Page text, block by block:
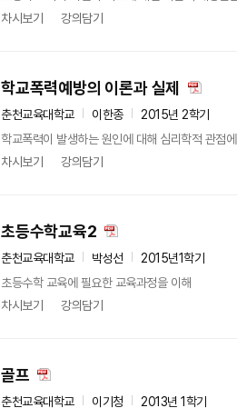
차시보기
강의담기
학교폭력예방의 이론과 실제
춘천교육대학교 이한종
2015년 2학기
학교폭력이 발생하는 원인에 대해 심리학적 관점
차시보기
강의담기
초등수학교육2
춘천교육대학교 박성선
2015년1학기
초등수학 교육에 필요한 교육과정을 이해
차시보기
강의담기
골프
춘천교육대학교 이기청
2013년 1학기